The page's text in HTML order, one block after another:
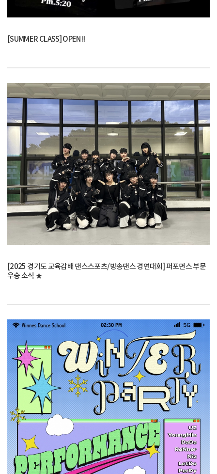
[SUMMER CLASS] OPEN !!
[2025 경기도 교육감배 댄스스포츠/방송댄스 경연대회] 퍼포먼스 부문
우승 소식 ★